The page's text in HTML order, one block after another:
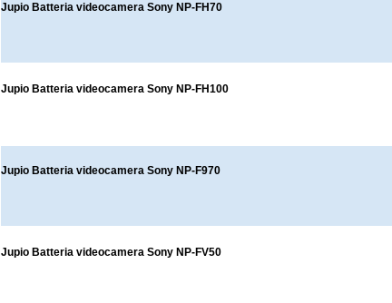
Jupio Batteria videocamera Sony NP-FH70
Jupio Batteria videocamera Sony NP-FH100
Jupio Batteria videocamera Sony NP-F970
Jupio Batteria videocamera Sony NP-FV50